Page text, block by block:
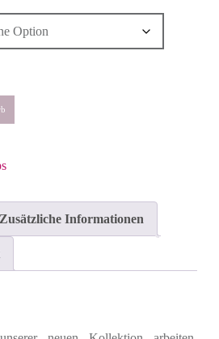
Zusätzliche Informationen